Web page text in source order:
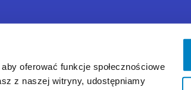
oferować funkcje społecznościowe
z naszej witryny, udostępniamy